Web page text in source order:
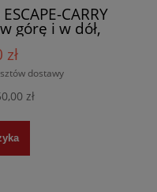
CARRY
górę i w dół,
udźwig
dostawy
zł